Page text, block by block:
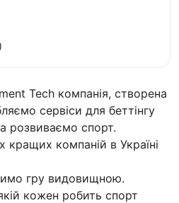
Tech компанія, створена
сервіси для беттінгу
розвиваємо спорт.
компаній в Україні
гру видовищною.
кожен робить спорт